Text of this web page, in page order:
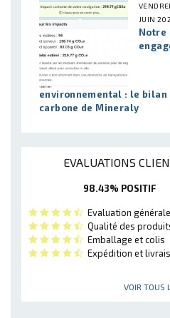
JUIN
Notre
environnemental : le bilan
carbone de Mineraly
EVALUATIONS
98.43% POSITIF
Evaluation générale
Qualité des
Emballage et colis
Expédition et
VOIR TOUS